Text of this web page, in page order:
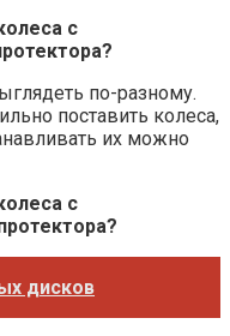
с
по-разному.
поставить колеса,
их можно
с
дисков